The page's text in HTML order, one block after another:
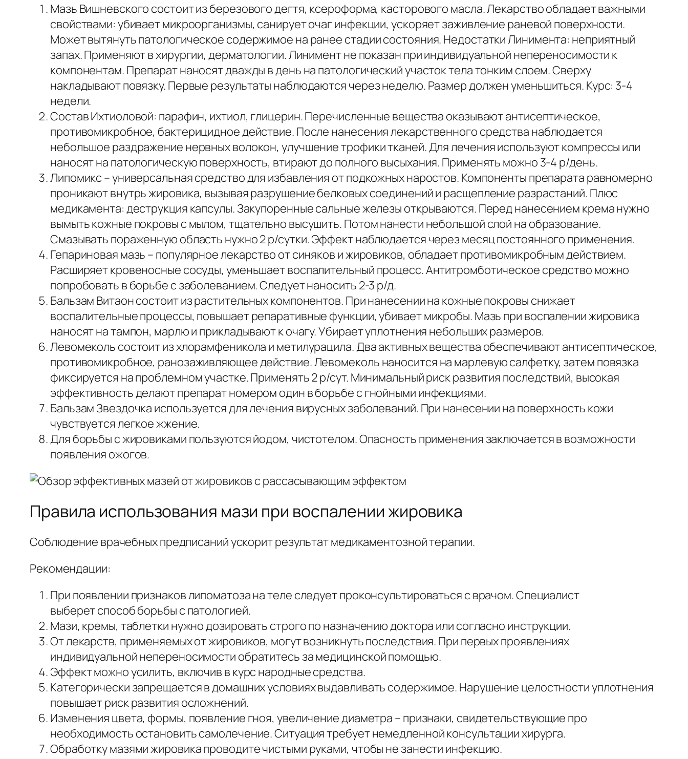
Мазь Вишневского состоит из березового дегтя, ксероформа, касторового масла. Лекарство обладает важными
свойствами: убивает микроорганизмы, санирует очаг инфекции, ускоряет заживление раневой поверхности.
Может вытянуть патологическое содержимое на ранее стадии состояния. Недостатки Линимента: неприятный
запах. Применяют в хирургии, дерматологии. Линимент не показан при индивидуальной непереносимости к
компонентам. Препарат наносят дважды в день на патологический участок тела тонким слоем. Сверху
накладывают повязку. Первые результаты наблюдаются через неделю. Размер должен уменьшиться. Курс: 3-4
недели.
Состав Ихтиоловой: парафин, ихтиол, глицерин. Перечисленные вещества оказывают антисептическое,
противомикробное, бактерицидное действие. После нанесения лекарственного средства наблюдается
небольшое раздражение нервных волокон, улучшение трофики тканей. Для лечения используют компрессы или
наносят на патологическую поверхность, втирают до полного высыхания. Применять можно 3-4 р/день.
Липомикс – универсальная средство для избавления от подкожных наростов. Компоненты препарата равномерно
проникают внутрь жировика, вызывая разрушение белковых соединений и расщепление разрастаний. Плюс
медикамента: деструкция капсулы. Закупоренные сальные железы открываются. Перед нанесением крема нужно
вымыть кожные покровы с мылом, тщательно высушить. Потом нанести небольшой слой на образование.
Смазывать пораженную область нужно 2 р/сутки. Эффект наблюдается через месяц постоянного применения.
Гепариновая мазь – популярное лекарство от синяков и жировиков, обладает противомикробным действием.
Расширяет кровеносные сосуды, уменьшает воспалительный процесс. Антитромботическое средство можно
попробовать в борьбе с заболеванием. Следует наносить 2-3 р/д.
Бальзам Витаон состоит из растительных компонентов. При нанесении на кожные покровы снижает
воспалительные процессы, повышает репаративные функции, убивает микробы. Мазь при воспалении жировика
наносят на тампон, марлю и прикладывают к очагу. Убирает уплотнения небольших размеров.
Левомеколь состоит из хлорамфеникола и метилурацила. Два активных вещества обеспечивают антисептическое,
противомикробное, ранозаживляющее действие. Левомеколь наносится на марлевую салфетку, затем повязка
фиксируется на проблемном участке. Применять 2 р/сут. Минимальный риск развития последствий, высокая
эффективность делают препарат номером один в борьбе с гнойными инфекциями.
Бальзам Звездочка используется для лечения вирусных заболеваний. При нанесении на поверхность кожи
чувствуется легкое жжение.
Для борьбы с жировиками пользуются йодом, чистотелом. Опасность применения заключается в возможности
появления ожогов.
Правила использования мази при воспалении жировика
Соблюдение врачебных предписаний ускорит результат медикаментозной терапии.
Рекомендации:
При появлении признаков липоматоза на теле следует проконсультироваться с врачом. Специалист
выберет способ борьбы с патологией.
Мази, кремы, таблетки нужно дозировать строго по назначению доктора или согласно инструкции.
От лекарств, применяемых от жировиков, могут возникнуть последствия. При первых проявлениях
индивидуальной непереносимости обратитесь за медицинской помощью.
Эффект можно усилить, включив в курс народные средства.
Категорически запрещается в домашних условиях выдавливать содержимое. Нарушение целостности уплотнения
повышает риск развития осложнений.
Изменения цвета, формы, появление гноя, увеличение диаметра – признаки, свидетельствующие про
необходимость остановить самолечение. Ситуация требует немедленной консультации хирурга.
Обработку мазями жировика проводите чистыми руками, чтобы не занести инфекцию.